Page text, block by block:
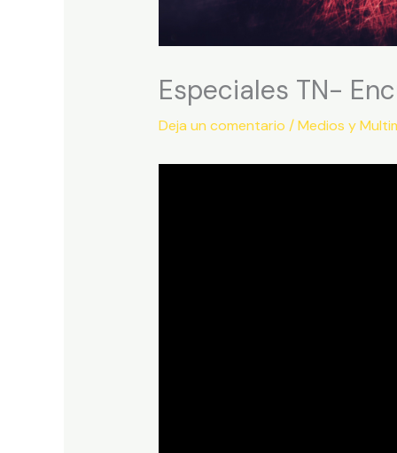
Especiales TN-
Deja un comentario /Medios y